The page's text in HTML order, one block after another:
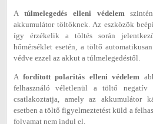
A túlmelegedés elleni védelem
akkumulátor töltőknek. Az eszközök
így érzékelik a töltés során
hőmérséklet esetén, a töltő
védve ezzel az akkut a túlmelegedéstől.
A fordított polaritás elleni védelem
felhasználó véletlenül a töltő negatív
csatlakoztatja, amely az akkumulátor
esetben a töltő figyelmeztetést küld a
folyamat nem indul el.